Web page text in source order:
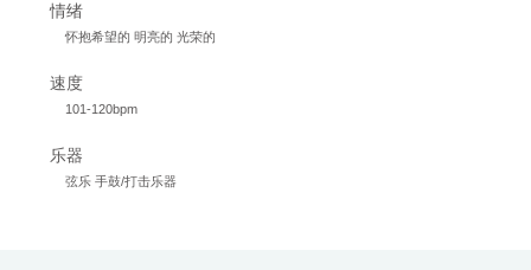
情绪
怀抱希望的 明亮的 光荣的
速度
101-120bpm
乐器
弦乐 手鼓/打击乐器